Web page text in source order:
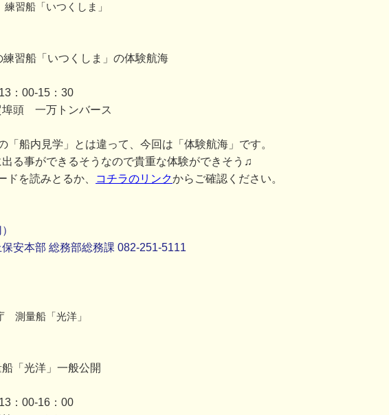
習船「いつくしま」
習船「いつくしま」の体験航海
：00-15：30
埠頭 一万トンバース
「船内見学」とは違って、今回は「体験航海」です。
る事ができるそうなので貴重な体験ができそう♫
ドを読みとるか、
コチラのリンクからご確認ください。
安本部 総務部総務課 082-251-5111
測量船「光洋」
「光洋」一般公開
：00-16：00